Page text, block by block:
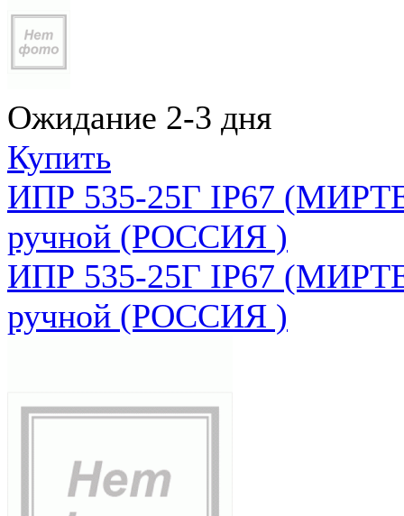
Ожидание 2-3 дня
Купить
ИПР 535-25Г IP67
ручной (РОССИЯ )
ИПР 535-25Г IP67
ручной (РОССИЯ )